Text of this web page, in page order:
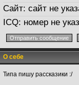
Сайт: сайт не
ICQ: номер не
О себе
Типа пишу рассказики :/